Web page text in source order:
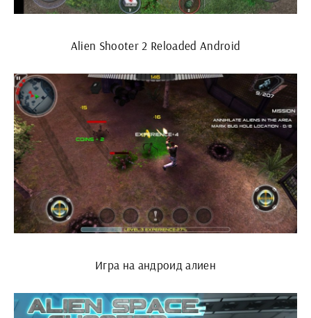
Alien Shooter 2 Reloaded Android
Игра на андроид алиен